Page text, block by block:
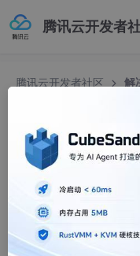
腾讯云开发者
腾讯云开发者社区
解
解决docker换源
ps://registry-
呆萌的代Ma
6444人浏览 ·